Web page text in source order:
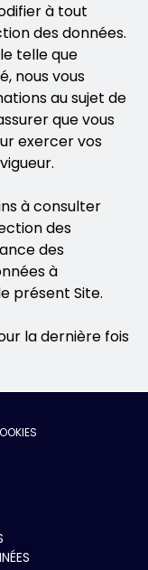
à tout
des données.
telle que
nous vous
au sujet de
que vous
exercer vos
à consulter
des
des
à
présent Site.
la dernière fois